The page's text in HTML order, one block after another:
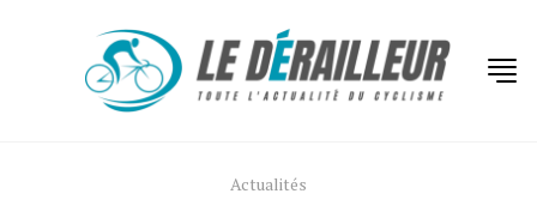
Actualités